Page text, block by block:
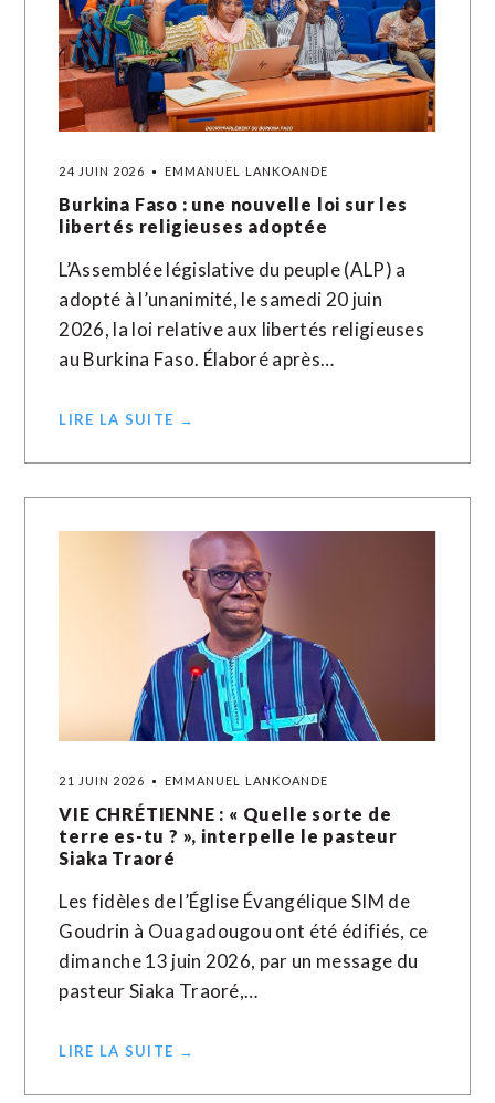
24 JUIN 2026 EMMANUEL LANKOANDE
Burkina Faso : une nouvelle loi sur les
libertés religieuses adoptée
L’Assemblée législative du peuple (ALP) a
adopté à l’unanimité, le samedi 20 juin
2026, la loi relative aux libertés religieuses
au Burkina Faso. Élaboré après…
LIRE LA SUITE →
21 JUIN 2026 EMMANUEL LANKOANDE
VIE CHRÉTIENNE : « Quelle sorte de
terre es-tu ? », interpelle le pasteur
Siaka Traoré
Les fidèles de l’Église Évangélique SIM de
Goudrin à Ouagadougou ont été édifiés, ce
dimanche 13 juin 2026, par un message du
pasteur Siaka Traoré,…
LIRE LA SUITE →